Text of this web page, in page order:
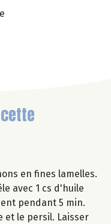
en fines lamelles.
avec 1 cs d'huile
pendant 5 min.
et le persil. Laisser